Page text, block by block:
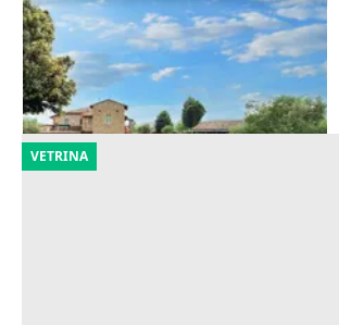
Perugia (Perugia)
Offerta minima
800.000 €
25/09/2026
VETRINA